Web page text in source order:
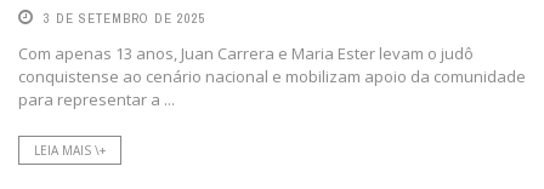
3 DE SETEMBRO DE 2025
Com apenas 13 anos, Juan Carrera e Maria Ester levam o judô
conquistense ao cenário nacional e mobilizam apoio da comunidade
para representar a ...
LEIA MAIS \+